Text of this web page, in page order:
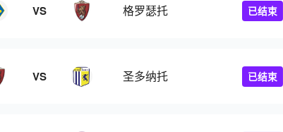
VS 格罗瑟托 已结束
VS 圣多纳托 已结束